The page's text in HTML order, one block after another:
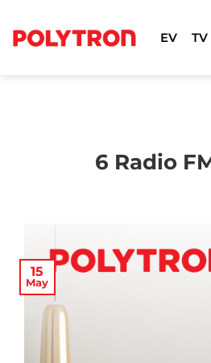
content
EV TV
6 Radio
15
May